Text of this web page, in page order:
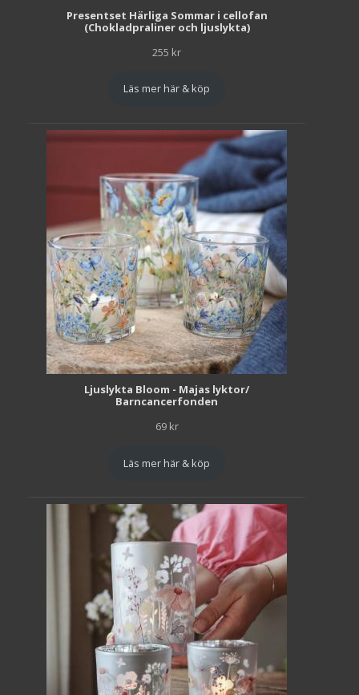
Presentset Härliga Sommar i cellofan
(Chokladpraliner och ljuslykta)
255 kr
Läs mer här & köp
Ljuslykta Bloom - Majas lyktor/
Barncancerfonden
69 kr
Läs mer här & köp